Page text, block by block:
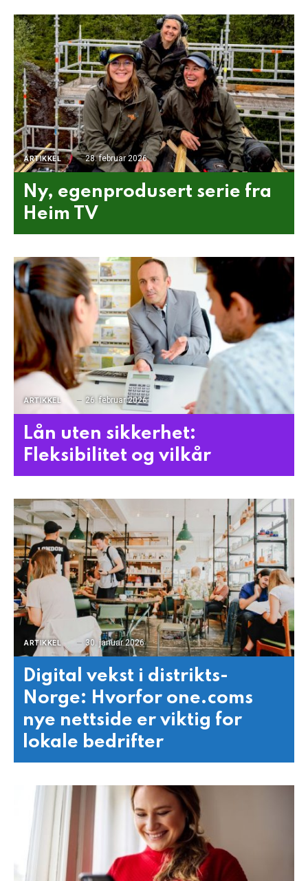
ARTIKKEL 28. februar 2026
Ny, egenprodusert serie fra
Heim TV
ARTIKKEL 26. februar 2026
Lån uten sikkerhet:
Fleksibilitet og vilkår
ARTIKKEL 30. januar 2026
Digital vekst i distrikts-
Norge: Hvorfor one.coms
nye nettside er viktig for
lokale bedrifter